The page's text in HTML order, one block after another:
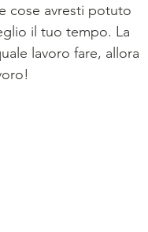
cose avresti potuto
il tuo tempo. La
lavoro fare, allora